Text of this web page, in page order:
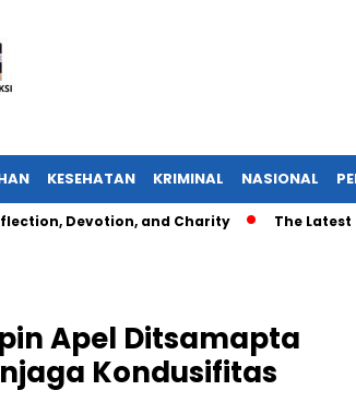
KESEHATAN KRIMINAL NASIONAL
Devotion, and Charity The Latest News
Apel Ditsamapta
Kondusifitas